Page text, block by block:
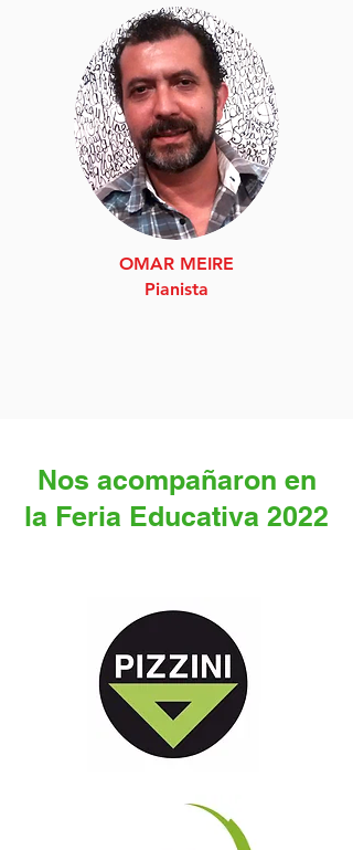
OMAR MEIRE
Pianista
Nos acompañaron en
la Feria Educativa 2022